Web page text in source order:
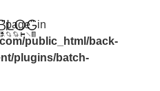
in
public_html/back-
plugins/batch-